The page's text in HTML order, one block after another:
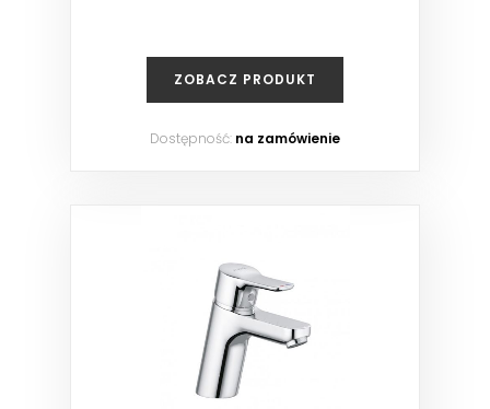
ZOBACZ PRODUKT
Dostępność: na zamówienie